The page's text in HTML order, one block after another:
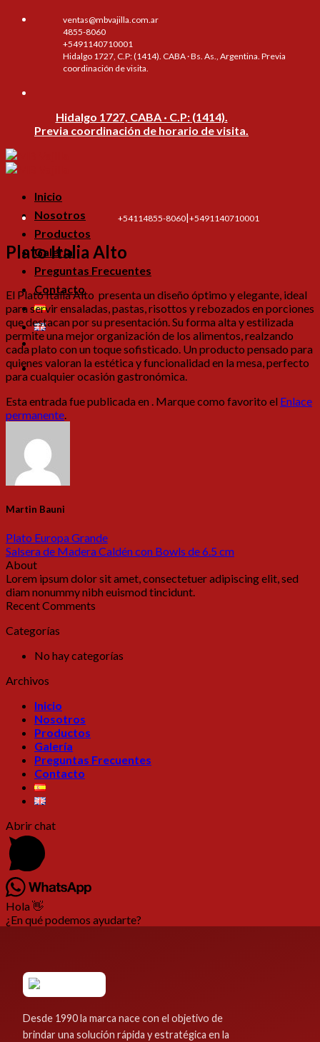
Skip
ventas@mbvajilla.com.ar
4855-8060
+5491140710001
Hidalgo 1727, C.P: (1414). CABA · Bs. As., Argentina. Previa
coordinación de visita.
Hidalgo 1727, CABA · C.P: (1414).
Previa coordinación de horario de visita.
Inicio
Nosotros
Productos
Galería
Preguntas Frecuentes
Contacto
+54114855-8060|+5491140710001
Plato Italia Alto
El Plato Italia Alto presenta un diseño óptimo y elegante, ideal
para servir ensaladas, pastas, risottos y rebozados en porciones
que destacan por su presentación. Su forma alta y estilizada
permite una mejor organización de los alimentos, realzando
cada plato con un toque sofisticado. Un producto pensado para
quienes valoran la estética y funcionalidad en la mesa, perfecto
para cualquier ocasión gastronómica.
Esta entrada fue publicada en . Marque como favorito el Enlace
permanente.
Martin Bauni
Plato Europa Grande
Salsera de Madera Caldén con Bowls de 6.5 cm
About
Lorem ipsum dolor sit amet, consectetuer adipiscing elit, sed
diam nonummy nibh euismod tincidunt.
Recent Comments
Categorías
No hay categorías
Archivos
Inicio
Nosotros
Productos
Galería
Preguntas Frecuentes
Contacto
Abrir chat
Hola 👋
¿En qué podemos ayudarte?
Desde 1990 la marca nace con el objetivo de
brindar una solución rápida y estratégica en la